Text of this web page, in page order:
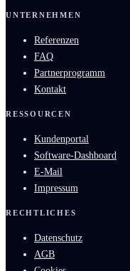
UNTERNEHMEN
Referenzen
FAQ
Partnerprogramm
Kontakt
RESSOURCEN
Kundenportal
Software-Dashboard
E-Mail
Impressum
RECHTLICHES
Datenschutz
AGB